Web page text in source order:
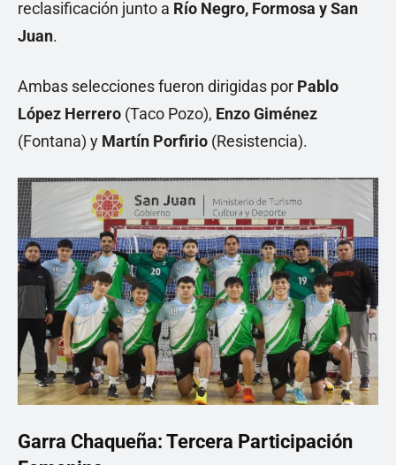
reclasificación junto a Río Negro, Formosa y San
Juan.
Ambas selecciones fueron dirigidas por Pablo
López Herrero (Taco Pozo), Enzo Giménez
(Fontana) y Martín Porfirio (Resistencia).
Garra Chaqueña: Tercera Participación